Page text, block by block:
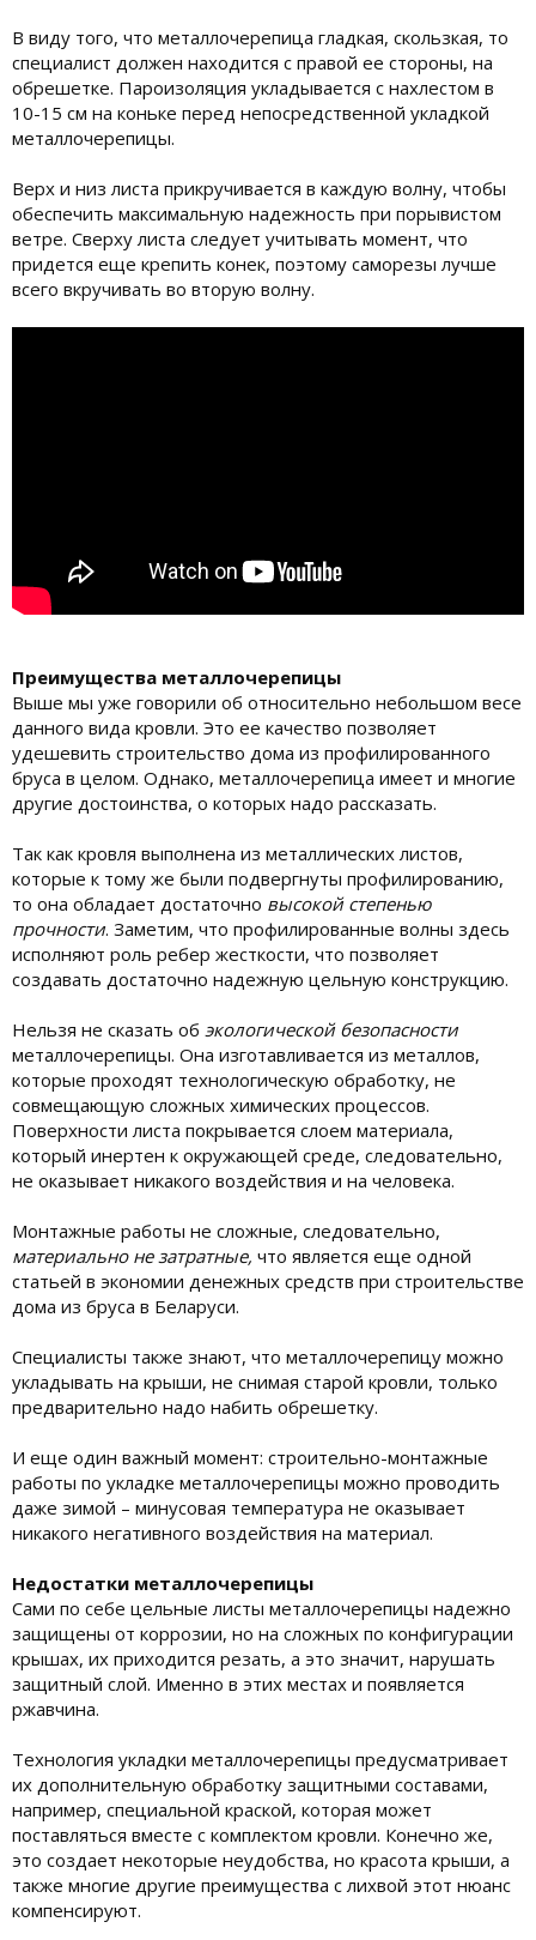
В виду того, что металлочерепица гладкая, скользкая, то
специалист должен находится с правой ее стороны, на
обрешетке. Пароизоляция укладывается с нахлестом в
10-15 см на коньке перед непосредственной укладкой
металлочерепицы.
Верх и низ листа прикручивается в каждую волну, чтобы
обеспечить максимальную надежность при порывистом
ветре. Сверху листа следует учитывать момент, что
придется еще крепить конек, поэтому саморезы лучше
всего вкручивать во вторую волну.
Преимущества металлочерепицы
Выше мы уже говорили об относительно небольшом весе
данного вида кровли. Это ее качество позволяет
удешевить строительство дома из профилированного
бруса в целом. Однако, металлочерепица имеет и многие
другие достоинства, о которых надо рассказать.
Так как кровля выполнена из металлических листов,
которые к тому же были подвергнуты профилированию,
то она обладает достаточно высокой степенью
прочности. Заметим, что профилированные волны здесь
исполняют роль ребер жесткости, что позволяет
создавать достаточно надежную цельную конструкцию.
Нельзя не сказать об экологической безопасности
металлочерепицы. Она изготавливается из металлов,
которые проходят технологическую обработку, не
совмещающую сложных химических процессов.
Поверхности листа покрывается слоем материала,
который инертен к окружающей среде, следовательно,
не оказывает никакого воздействия и на человека.
Монтажные работы не сложные, следовательно,
материально не затратные, что является еще одной
статьей в экономии денежных средств при строительстве
дома из бруса в Беларуси.
Специалисты также знают, что металлочерепицу можно
укладывать на крыши, не снимая старой кровли, только
предварительно надо набить обрешетку.
И еще один важный момент: строительно-монтажные
работы по укладке металлочерепицы можно проводить
даже зимой – минусовая температура не оказывает
никакого негативного воздействия на материал.
Недостатки металлочерепицы
Сами по себе цельные листы металлочерепицы надежно
защищены от коррозии, но на сложных по конфигурации
крышах, их приходится резать, а это значит, нарушать
защитный слой. Именно в этих местах и появляется
ржавчина.
Технология укладки металлочерепицы предусматривает
их дополнительную обработку защитными составами,
например, специальной краской, которая может
поставляться вместе с комплектом кровли. Конечно же,
это создает некоторые неудобства, но красота крыши, а
также многие другие преимущества с лихвой этот нюанс
компенсируют.